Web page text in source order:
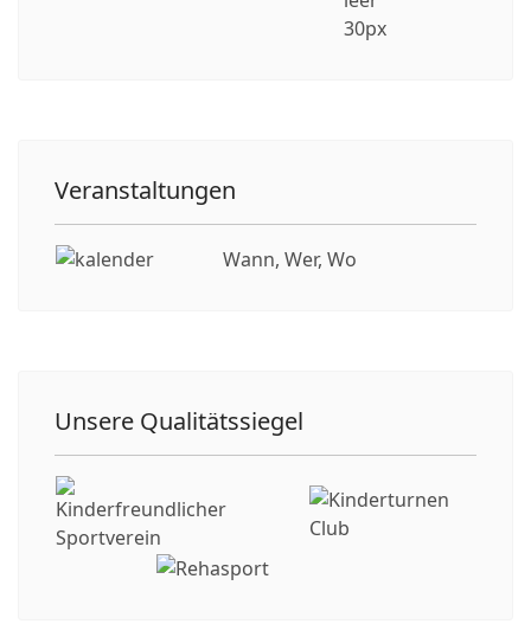
Veranstaltungen
Wann, Wer, Wo
Unsere Qualitätssiegel